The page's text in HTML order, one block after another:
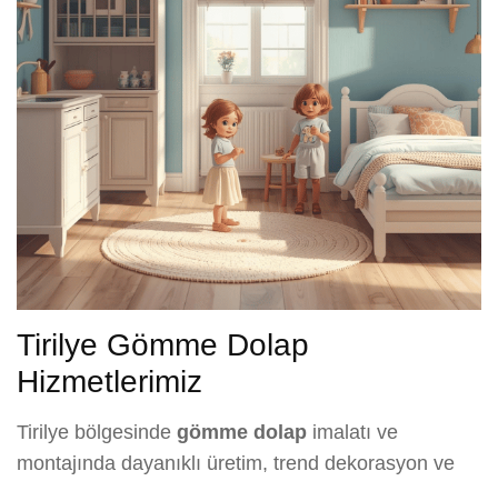
Tirilye Gömme Dolap
Hizmetlerimiz
Tirilye bölgesinde gömme dolap imalatı ve
montajında dayanıklı üretim, trend dekorasyon ve